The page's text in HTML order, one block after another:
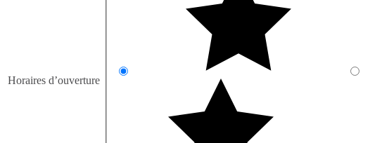
Horaires d’ouverture